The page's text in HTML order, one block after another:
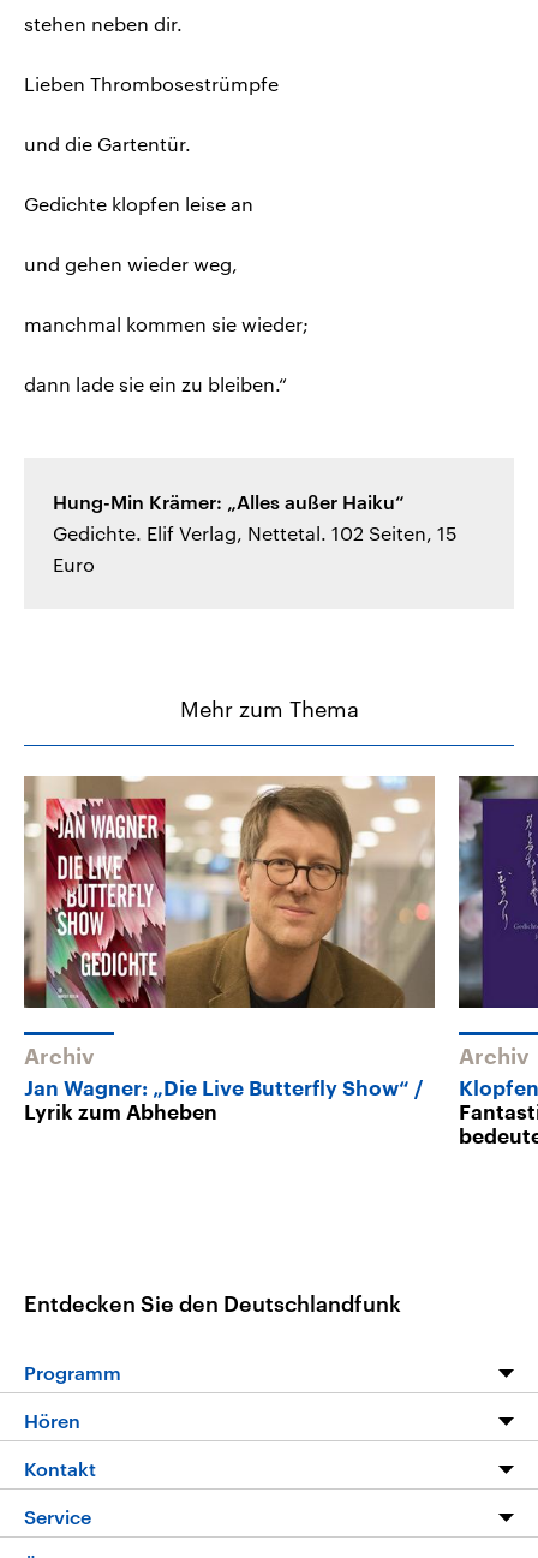
stehen neben dir.
Lieben Thrombosestrümpfe
und die Gartentür.
Gedichte klopfen leise an
und gehen wieder weg,
manchmal kommen sie wieder;
dann lade sie ein zu bleiben.“
Hung-Min Krämer: „Alles außer Haiku“
Gedichte. Elif Verlag, Nettetal. 102 Seiten, 15
Euro
Mehr zum Thema
Archiv
Jan Wagner: „Die Live Butterfly Show“
Lyrik zum Abheben
Archiv
Entdecken Sie den Deutschlandfunk
Programm
Programm
Die Nachrichten
Nachrichtenleicht
Hören
Livestream
Podcasts
Kontakt
Hörerservice
Service